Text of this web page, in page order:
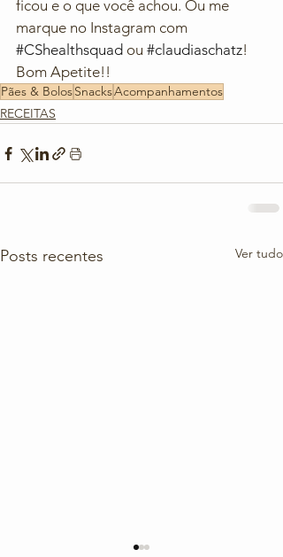
ficou e o que você achou. Ou me
marque no Instagram com
#CShealthsquad ou #claudiaschatz!
Bom Apetite!!
Pães & BolosSnacksAcompanhamentos
RECEITAS
Posts recentes Ver tudo